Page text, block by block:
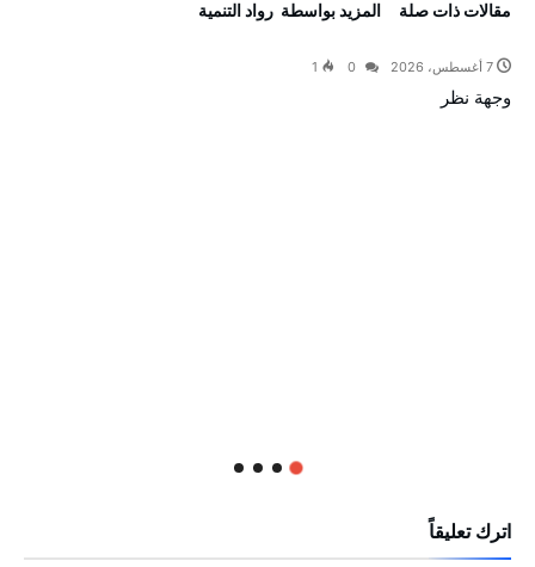
‫مقالات ذات صلة‬ ‫‫المزيد بواسطة‬ ‬ رواد التنمية
7 أغسطس، 2026 1
وجهة نظر
اترك تعليقاً